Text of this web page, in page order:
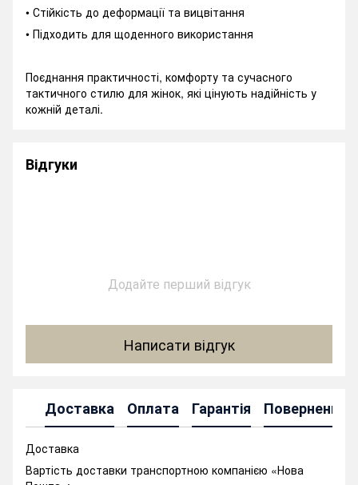
• Стійкість до деформації та вицвітання
• Підходить для щоденного використання
Поєднання практичності, комфорту та сучасного
тактичного стилю для жінок, які цінують надійність у
кожній деталі.
Відгуки
Додайте перший відгук
Написати відгук
Доставка Оплата Гарантія Повернення
Доставка
Вартість доставки транспортною компанією «Нова